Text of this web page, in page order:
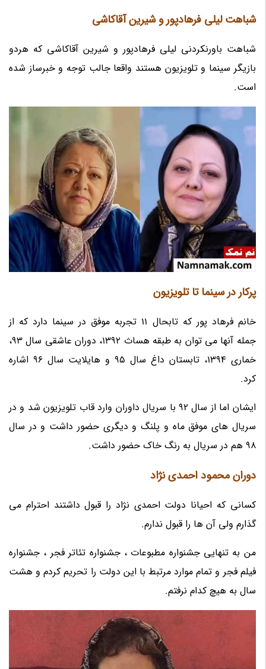
شباهت لیلی فرهادپور و شیرین آقاکاشی
شباهت باورنکردنی لیلی فرهادپور و شیرین آقاکاشی که هردو
بازیگر سینما و تلویزیون هستند واقعا جالب توجه و خبرساز شده
است.
پرکار در سینما تا تلویزیون
خانم فرهاد پور که تابحال 11 تجربه موفق در سینما دارد که از
جمله آنها می توان به طبقه هساث 1392، دوران عاشقی سال 93،
خماری 1394، تابستان داغ سال 95 و هایلایت سال 96 اشاره
کرد.
ایشان اما از سال 92 با سریال داوران وارد قاب تلویزیون شد و در
سریال های موفق ماه و پلنگ و دیگری حضور داشت و در سال
98 هم در سریال به رنگ خاک حضور داشت.
دوران محمود احمدی نژاد
کسانی که احیانا دولت احمدی نژاد را قبول داشتند احترام می
گذارم ولی آن ها را قبول ندارم.
من به تنهایی جشنواره مطبوعات ، جشنواره تئاتر فجر ، جشنواره
فیلم فجر و تمام موارد مرتبط با این دولت را تحریم کردم و هشت
سال به هیچ کدام نرفتم.